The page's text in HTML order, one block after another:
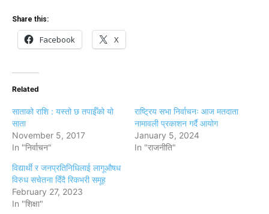
Share this:
Facebook X
Related
साताको राशि : यस्तो छ तपाईँको यो
साता
November 5, 2017
In "निर्वाचन"
राष्ट्रिय सभा निर्वाचनः आज मतदाता
नामावली प्रकाशन गर्दै आयोग
January 5, 2024
In "राजनीति"
विद्यार्थी र जनप्रतिनिधिलाई लागूऔषध
विरुध सचेतना दिँदै रिकभरी समूह
February 27, 2023
In "शिक्षा"